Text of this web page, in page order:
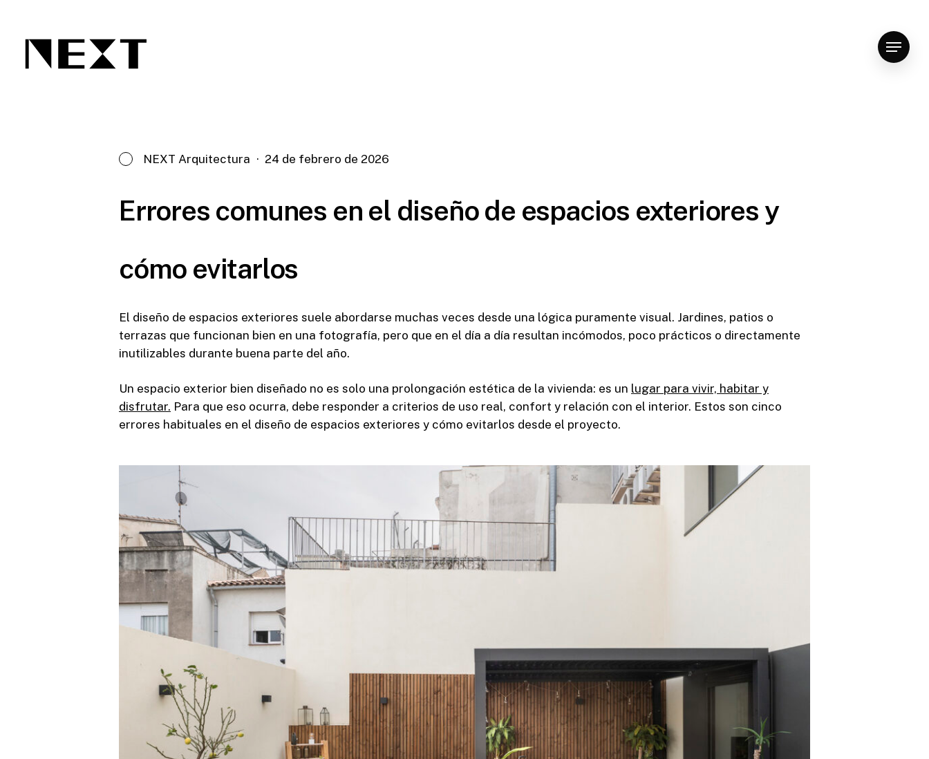
content
Menu
NEXT Arquitectura 24 de febrero de 2026
Errores comunes en el diseño de espacios exteriores y
cómo evitarlos
El diseño de espacios exteriores suele abordarse muchas veces desde una lógica puramente visual. Jardines, patios o
terrazas que funcionan bien en una fotografía, pero que en el día a día resultan incómodos, poco prácticos o directamente
inutilizables durante buena parte del año.
Un espacio exterior bien diseñado no es solo una prolongación estética de la vivienda: es un lugar para vivir, habitar y
disfrutar. Para que eso ocurra, debe responder a criterios de uso real, confort y relación con el interior. Estos son cinco
errores habituales en el diseño de espacios exteriores y cómo evitarlos desde el proyecto.